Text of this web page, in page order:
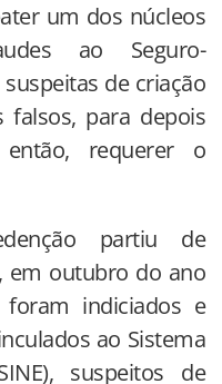
um dos núcleos
ao Seguro-
de criação
falsos, para depois
requerer o
partiu de
em outubro do ano
indiciados e
ao Sistema
suspeitos de